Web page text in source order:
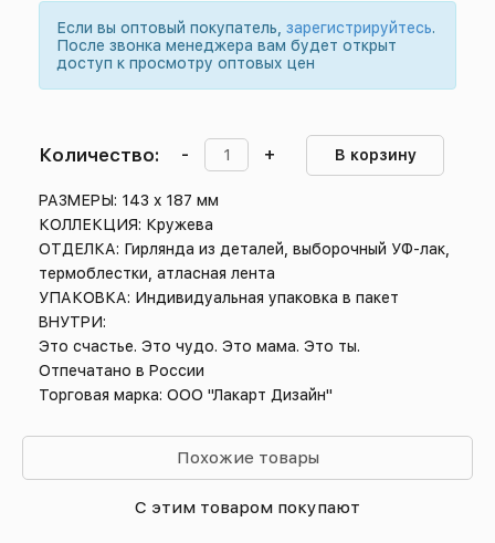
Если вы оптовый покупатель, зарегистрируйтесь.
После звонка менеджера вам будет открыт
доступ к просмотру оптовых цен
Количество: - + В корзину
РАЗМЕРЫ: 143 x 187 мм
КОЛЛЕКЦИЯ: Кружева
ОТДЕЛКА: Гирлянда из деталей, выборочный УФ-лак,
термоблестки, атласная лента
УПАКОВКА: Индивидуальная упаковка в пакет
ВНУТРИ:
Это счастье. Это чудо. Это мама. Это ты.
Отпечатано в России
Торговая марка: ООО "Лакарт Дизайн"
Похожие товары
С этим товаром покупают